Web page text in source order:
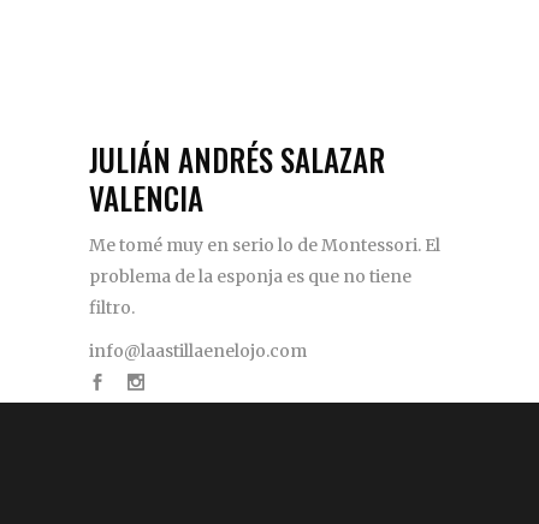
JULIÁN ANDRÉS SALAZAR
VALENCIA
Me tomé muy en serio lo de Montessori. El
problema de la esponja es que no tiene
filtro.
info@laastillaenelojo.com